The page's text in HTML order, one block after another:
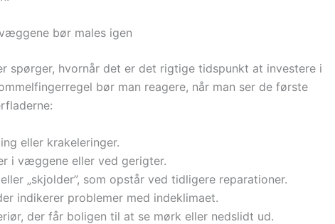
bør males igen
spørger, hvornår det er det rigtige tidspunkt at investere i
bør man reagere, når man ser de første
eller krakeleringer.
i væggene eller ved gerigter.
„skjolder”, som opstår ved tidligere reparationer.
indikerer problemer med indeklimaet.
der får boligen til at se mørk eller nedslidt ud.